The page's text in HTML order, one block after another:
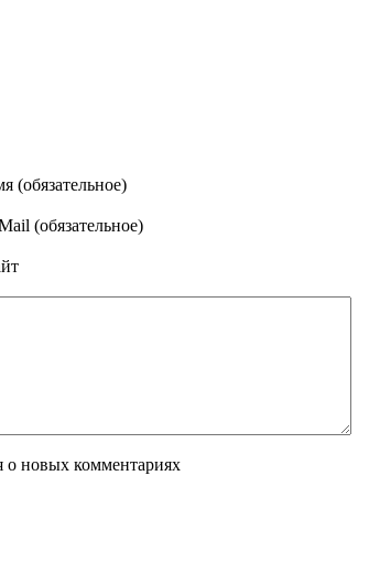
(обязательное)
(обязательное)
о новых комментариях